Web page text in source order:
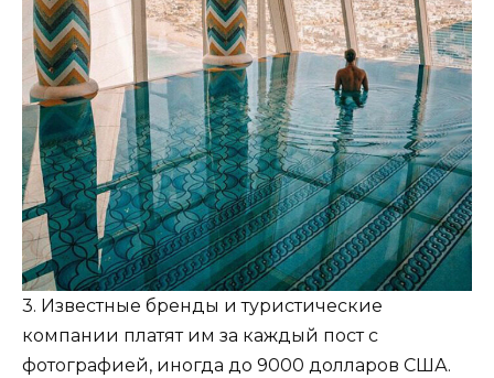
3. Известные бренды и туристические
компании платят им за каждый пост с
фотографией, иногда до 9000 долларов США.